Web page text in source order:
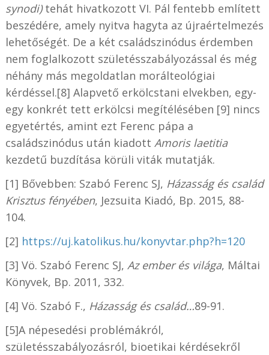
synodi)tehát hivatkozott VI. Pál fentebb említett
beszédére, amely nyitva hagyta az újraértelmezés
lehetőségét. De a két családszinódus érdemben
nem foglalkozott születésszabályozással és még
néhány más megoldatlan morálteológiai
kérdéssel.[8] Alapvető erkölcstani elvekben, egy-
egy konkrét tett erkölcsi megítélésében [9] nincs
egyetértés, amint ezt Ferenc pápa a
családszinódus után kiadott Amoris laetitia
kezdetű buzdítása körüli viták mutatják.
[1] Bővebben: Szabó Ferenc SJ, Házasság és család
Krisztus fényében, Jezsuita Kiadó, Bp. 2015, 88-
104.
[2] https://uj.katolikus.hu/konyvtar.php?h=120
[3] Vö. Szabó Ferenc SJ, Az ember és világa, Máltai
Könyvek, Bp. 2011, 332.
[4] Vö. Szabó F., Házasság és család…89-91.
[5]A népesedési problémákról,
születésszabályozásról, bioetikai kérdésekről